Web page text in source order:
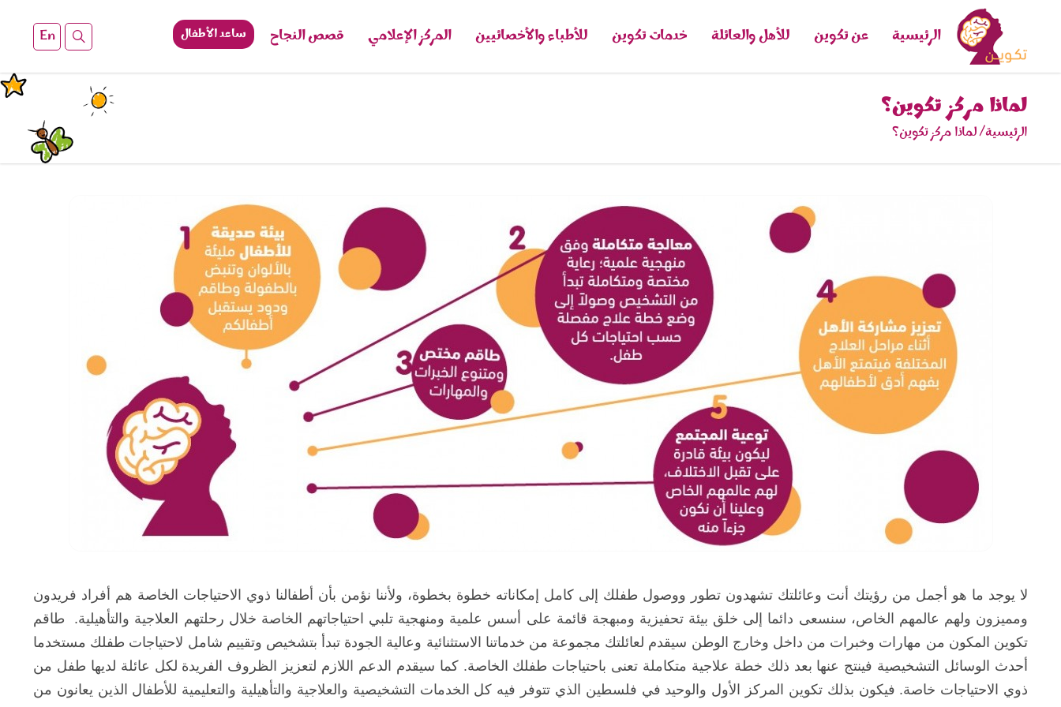
الرئيسية عن تكوين للأهل والعائلة خدمات تكوين للأطباء والأخصائيين المركز الإعلامي قصص النجاح ساعد الأطفال En
لماذا مركز تكوين؟
الرئيسية لماذا مركز تكوين؟
لا يوجد ما هو أجمل من رؤيتك أنت وعائلتك تشهدون تطور ووصول طفلك إلى كامل إمكاناته خطوة بخطوة، ولأننا نؤمن بأن أطفالنا ذوي الاحتياجات الخاصة هم أفراد فريدون
ومميزون ولهم عالمهم الخاص، سنسعى دائما إلى خلق بيئة تحفيزية ومبهجة قائمة على أسس علمية ومنهجية تلبي احتياجاتهم الخاصة خلال رحلتهم العلاجية والتأهيلية. طاقم
تكوين المكون من مهارات وخبرات من داخل وخارج الوطن سيقدم لعائلتك مجموعة من خدماتنا الاستثنائية وعالية الجودة تبدأ بتشخيص وتقييم شامل لاحتياجات طفلك مستخدما
أحدث الوسائل التشخيصية فينتج عنها بعد ذلك خطة علاجية متكاملة تعنى باحتياجات طفلك الخاصة. كما سيقدم الدعم اللازم لتعزيز الظروف الفريدة لكل عائلة لديها طفل من
ذوي الاحتياجات خاصة. فيكون بذلك تكوين المركز الأول والوحيد في فلسطين الذي تتوفر فيه كل الخدمات التشخيصية والعلاجية والتأهيلية والتعليمية للأطفال الذين يعانون من